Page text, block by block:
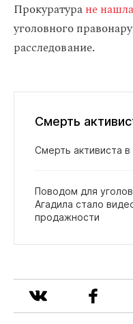
Прокуратуране нашла
уголовного
расследование.
Смерть
Смерть активиста
Поводом для
Агадила стало
продажности